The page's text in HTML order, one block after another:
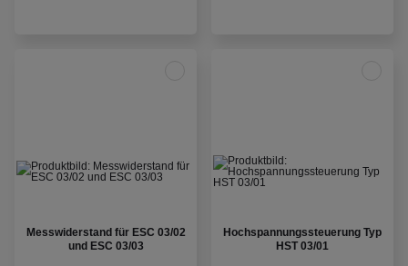
Messwiderstand für ESC 03/02
und ESC 03/03
Hochspannungssteuerung Typ
HST 03/01